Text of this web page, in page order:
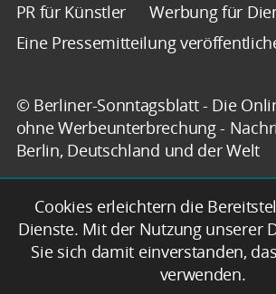
PR für Künstler
Werbung für
Eine Pressemitteilung
© Berliner-Sonntagsblatt - Die
ohne Werbeunterbrechung -
Berlin, Deutschland und der Welt
Cookies erleichtern die
Dienste. Mit der Nutzung unserer
Sie sich damit einverstanden,
verwenden.